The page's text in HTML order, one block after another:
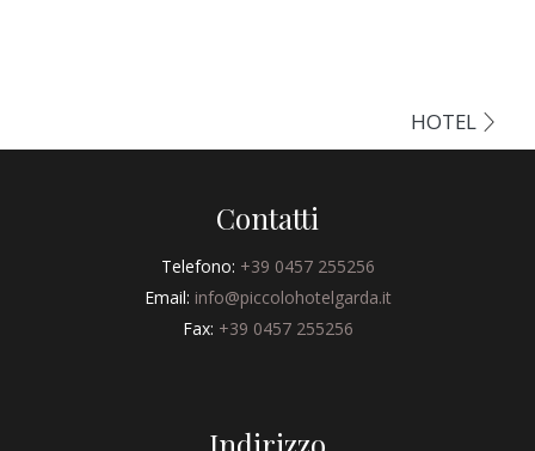
HOTEL
Contatti
Telefono: +39 0457 255256
Email: info@piccolohotelgarda.it
Fax: +39 0457 255256